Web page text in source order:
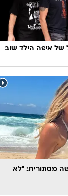
של איפה הילד שוב
מסתורית: "לא